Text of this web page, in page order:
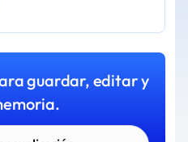
guardar, editar y